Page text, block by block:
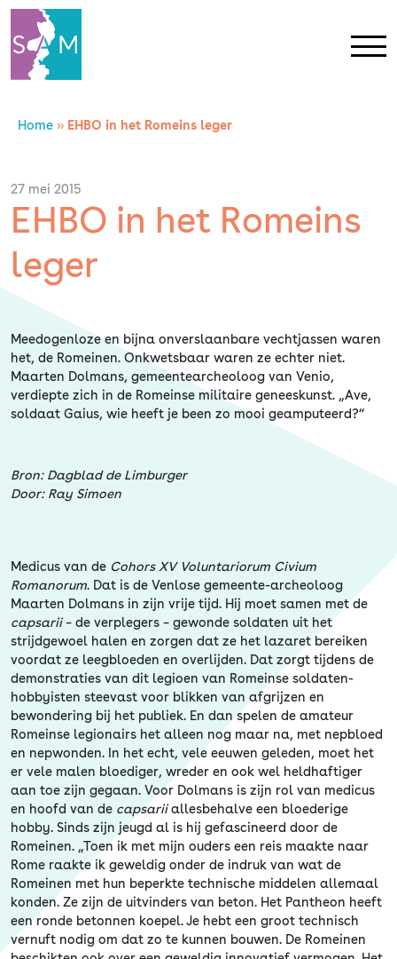
Home
Contact
SAM Limburg
Actueel
Overheid
Erfgoed
Home » EHBO in het Romeins leger
27 mei 2015
EHBO in het Romeins
leger
Meedogenloze en bijna onverslaanbare vechtjassen waren
het, de Romeinen. Onkwetsbaar waren ze echter niet.
Maarten Dolmans, gemeentearcheoloog van Venio,
verdiepte zich in de Romeinse militaire geneeskunst. „Ave,
soldaat Gaius, wie heeft je been zo mooi geamputeerd?”
Bron: Dagblad de Limburger
Door: Ray Simoen
Medicus van de Cohors XV Voluntariorum Civium
Romanorum. Dat is de Venlose gemeente-archeoloog
Maarten Dolmans in zijn vrije tijd. Hij moet samen met de
capsarii– de verplegers – gewonde soldaten uit het
strijdgewoel halen en zorgen dat ze het lazaret bereiken
voordat ze leegbloeden en overlijden. Dat zorgt tijdens de
demonstraties van dit legioen van Romeinse soldaten-
hobbyisten steevast voor blikken van afgrijzen en
bewondering bij het publiek. En dan spelen de amateur
Romeinse legionairs het alleen nog maar na, met nepbloed
en nepwonden. In het echt, vele eeuwen geleden, moet het
er vele malen bloediger, wreder en ook wel heldhaftiger
aan toe zijn gegaan. Voor Dolmans is zijn rol van medicus
en hoofd van de capsariiallesbehalve een bloederige
hobby. Sinds zijn jeugd al is hij gefascineerd door de
Romeinen. „Toen ik met mijn ouders een reis maakte naar
Rome raakte ik geweldig onder de indruk van wat de
Romeinen met hun beperkte technische middelen allemaal
konden. Ze zijn de uitvinders van beton. Het Pantheon heeft
een ronde betonnen koepel. Je hebt een groot technisch
vernuft nodig om dat zo te kunnen bouwen. De Romeinen